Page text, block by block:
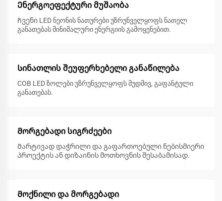
Ენერგოეფექტური მუშაობა
Ჩვენი LED ნეონის ნათურები უზრუნველყოფს ნათელ
განათებას მინიმალური ენერგიის გამოყენებით.
Სინათლის შეუფერხებელი განაწილება
COB LED ზოლები უზრუნველყოფს მუდმივ, გაფანტული
განათებას.
Მორგებადი სიგრძეები
Მარტივად დაჭრილი და გაფართოებული ნებისმიერი
პროექტის ან დიზაინის მოთხოვნის შესაბამისად.
Მოქნილი და მორგებადი